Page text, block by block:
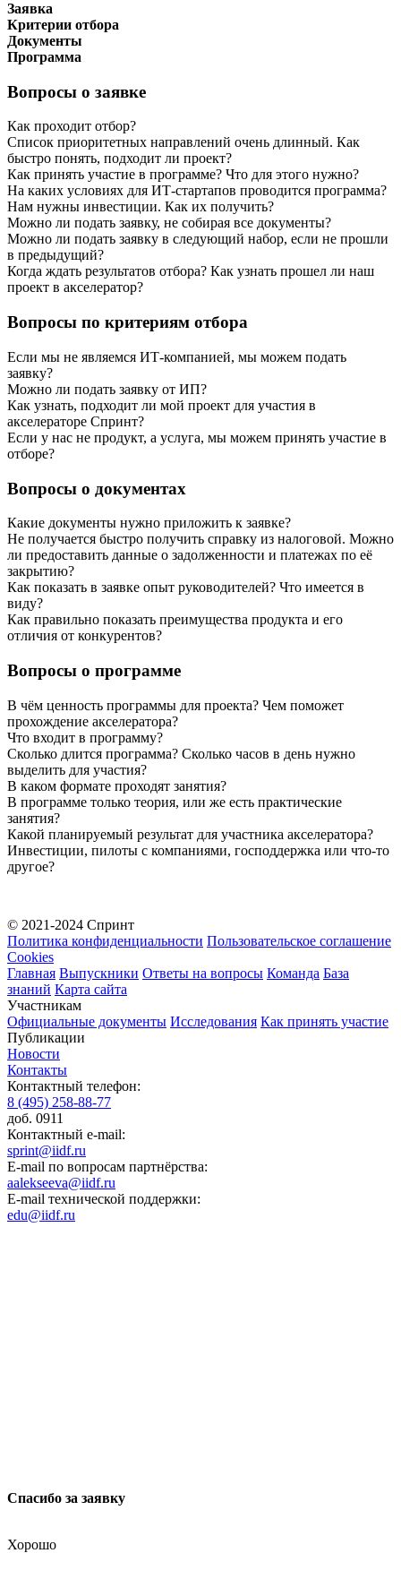
Заявка
Критерии отбора
Документы
Программа
Вопросы о заявке
Как проходит отбор?
Список приоритетных направлений очень длинный. Как
быстро понять, подходит ли проект?
Как принять участие в программе? Что для этого нужно?
На каких условиях для ИТ-стартапов проводится программа?
Нам нужны инвестиции. Как их получить?
Можно ли подать заявку, не собирая все документы?
Можно ли подать заявку в следующий набор, если не прошли
в предыдущий?
Когда ждать результатов отбора? Как узнать прошел ли наш
проект в акселератор?
Вопросы по критериям отбора
Если мы не являемся ИТ-компанией, мы можем подать
заявку?
Можно ли подать заявку от ИП?
Как узнать, подходит ли мой проект для участия в
акселераторе Спринт?
Если у нас не продукт, а услуга, мы можем принять участие в
отборе?
Вопросы о документах
Какие документы нужно приложить к заявке?
Не получается быстро получить справку из налоговой. Можно
ли предоставить данные о задолженности и платежах по её
закрытию?
Как показать в заявке опыт руководителей? Что имеется в
виду?
Как правильно показать преимущества продукта и его
отличия от конкурентов?
Вопросы о программе
В чём ценность программы для проекта? Чем поможет
прохождение акселератора?
Что входит в программу?
Сколько длится программа? Сколько часов в день нужно
выделить для участия?
В каком формате проходят занятия?
В программе только теория, или же есть практические
занятия?
Какой планируемый результат для участника акселератора?
Инвестиции, пилоты с компаниями, господдержка или что-то
другое?
© 2021-2024 Спринт
Политика конфиденциальности Пользовательское соглашение
Cookies
Главная Выпускники Ответы на вопросы Команда База
знаний Карта сайта
Участникам
Официальные документы Исследования Как принять участие
Публикации
Новости
Контакты
Контактный телефон:
8 (495) 258-88-77
доб. 0911
Контактный e-mail:
sprint@iidf.ru
E-mail по вопросам партнёрства:
aalekseeva@iidf.ru
E-mail технической поддержки:
edu@iidf.ru
Спасибо за заявку
Хорошо